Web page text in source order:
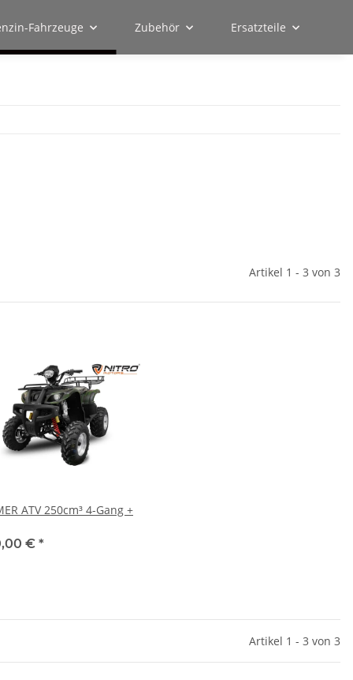
Fahrzeuge Zubehör Ersatzteile
Artikel 1 - 3 von 3
ATV 250cm³ 4-Gang +
€ *
Artikel 1 - 3 von 3